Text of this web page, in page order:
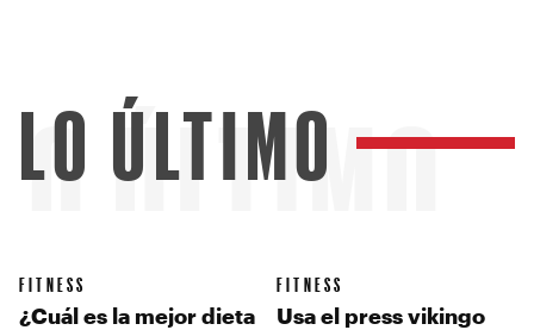
ÚLTIMO
LO ÚLTIMO
FITNESS
¿Cuál es la mejor dieta
FITNESS
Usa el press vikingo